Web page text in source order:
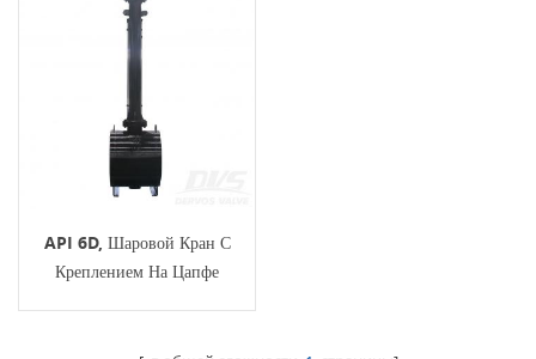
API 6D, Шаровой Кран С
Креплением На Цапфе